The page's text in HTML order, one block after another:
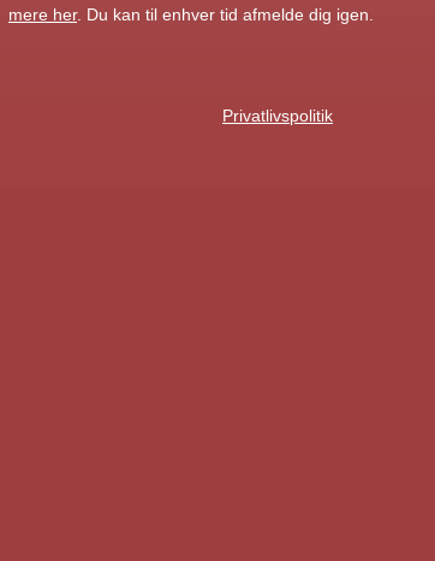
mere her. Du kan til enhver tid afmelde dig igen.
Privatlivspolitik